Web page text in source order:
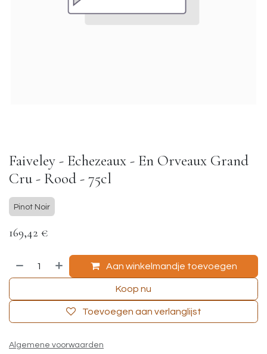
Faiveley - Echezeaux - En Orveaux Grand
Cru - Rood - 75cl
Pinot Noir
169,42 €
Aan winkelmandje toevoegen
Koop nu
Toevoegen aan verlanglijst
Algemene voorwaarden